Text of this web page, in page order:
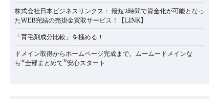
株式会社日本ビジネスリンクス： 最短2時間で資金化が可能となっ
たWEB完結の売掛金買取サービス！【LINK】
「育毛剤成分比較」を極める！
ドメイン取得からホームページ完成まで。ムームードメインな
ら“全部まとめて”安心スタート